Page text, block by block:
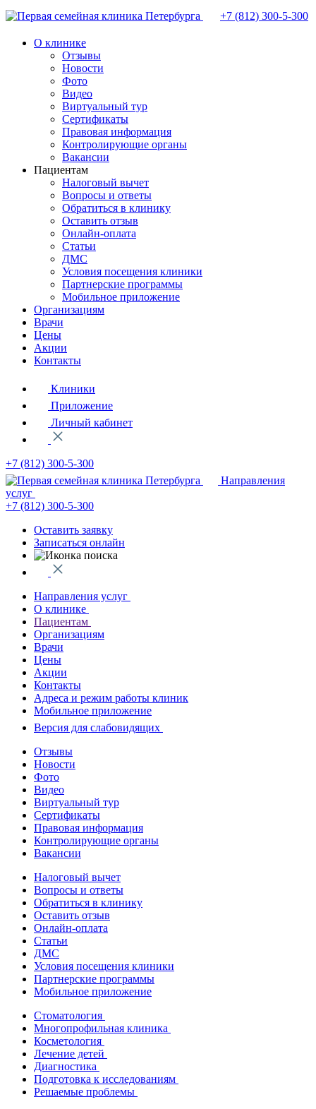
+7 (812) 300-5-300
О клинике
Отзывы
Новости
Фото
Видео
Виртуальный тур
Сертификаты
Правовая информация
Контролирующие органы
Вакансии
Пациентам
Налоговый вычет
Вопросы и ответы
Обратиться в клинику
Оставить отзыв
Онлайн-оплата
Статьи
ДМС
Условия посещения клиники
Партнерские программы
Мобильное приложение
Организациям
Врачи
Цены
Акции
Контакты
Клиники
Приложение
Личный кабинет
+7 (812) 300-5-300
Направления
услуг
+7 (812) 300-5-300
Оставить заявку
Записаться онлайн
Направления услуг
О клинике
Пациентам
Организациям
Врачи
Цены
Акции
Контакты
Адреса и режим работы клиник
Мобильное приложение
Версия для слабовидящих
Отзывы
Новости
Фото
Видео
Виртуальный тур
Сертификаты
Правовая информация
Контролирующие органы
Вакансии
Налоговый вычет
Вопросы и ответы
Обратиться в клинику
Оставить отзыв
Онлайн-оплата
Статьи
ДМС
Условия посещения клиники
Партнерские программы
Мобильное приложение
Стоматология
Многопрофильная клиника
Косметология
Лечение детей
Диагностика
Подготовка к исследованиям
Решаемые проблемы